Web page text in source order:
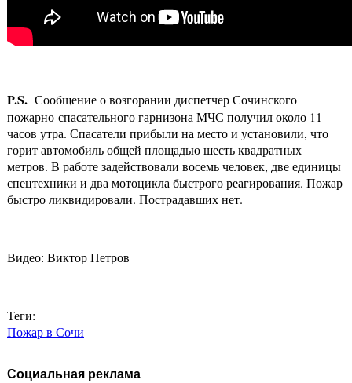
P.S. Сообщение о возгорании диспетчер Сочинского
пожарно-спасательного гарнизона МЧС получил около 11
часов утра. Спасатели прибыли на место и установили, что
горит автомобиль общей площадью шесть квадратных
метров. В работе задействовали восемь человек, две единицы
спецтехники и два мотоцикла быстрого реагирования. Пожар
быстро ликвидировали. Пострадавших нет.
Видео: Виктор Петров
Теги:
Пожар в Сочи
Социальная реклама